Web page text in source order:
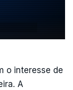
o interesse de
A